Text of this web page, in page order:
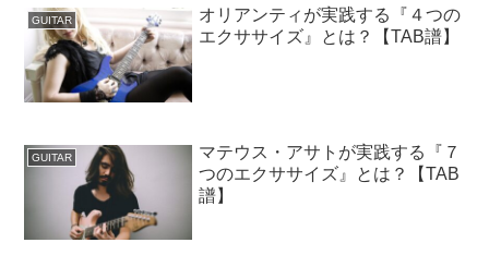
GUITAR
オリアンティが実践する『４つの
エクササイズ』とは？【TAB譜】
GUITAR
マテウス・アサトが実践する『７
つのエクササイズ』とは？【TAB
譜】